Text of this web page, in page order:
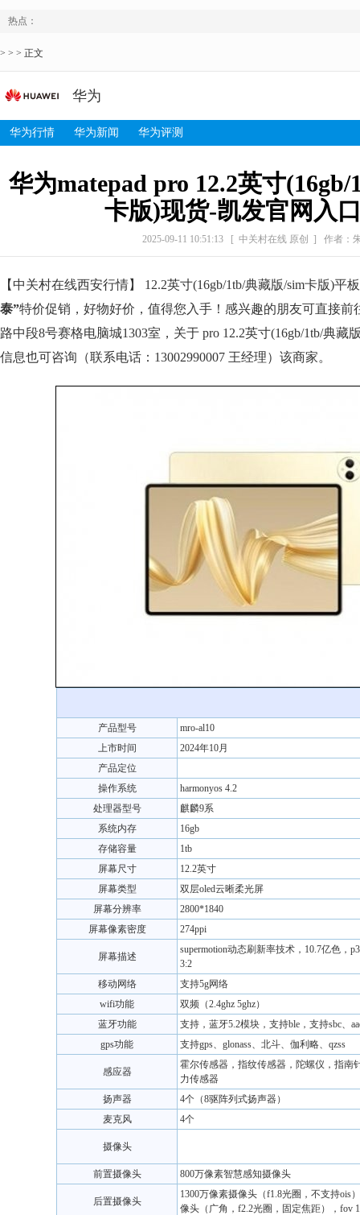
热点：
> > > 正文
华为
华为行情 华为新闻 华为评测
华为matepad pro 12.2英寸
卡版)现货-凯发官网入
2025-09-11 10:51:13 [ 中关村在线 原创 ] 作者：
【中关村在线西安行情】 12.2英寸(16gb/1tb/典藏版/sim卡版)平
泰”特价促销，好物好价，值得您入手！感兴趣的朋友可直接前
路中段8号赛格电脑城1303室，关于 pro 12.2英寸(16gb/1tb/典藏
信息也可咨询（联系电话：13002990007 王经理）该商家。
产品型号
mro-al10
上市时间
2024年10月
产品定位
操作系统
harmonyos 4.2
处理器型号
麒麟9系
系统内存
16gb
存储容量
1tb
屏幕尺寸
12.2英寸
屏幕类型
双层oled云晰柔光屏
屏幕分辨率
2800*1840
屏幕像素密度
274ppi
屏幕描述
supermotion动态刷新率技术，10.7亿色，
3:2
移动网络
支持5g网络
wifi功能
双频（2.4ghz 5ghz）
蓝牙功能
支持，蓝牙5.2模块，支持ble，支持sbc、
gps功能
支持gps、glonass、北斗、伽利略、qzss
感应器
霍尔传感器，指纹传感器，陀螺仪，指南
力传感器
扬声器
4个（8驱阵列式扬声器）
麦克风
4个
摄像头
前置摄像头 800万像素智慧感知摄像头
后置摄像头
1300万像素摄像头（f1.8光圈，不支持ois
像头（广角，f2.2光圈，固定焦距），fov